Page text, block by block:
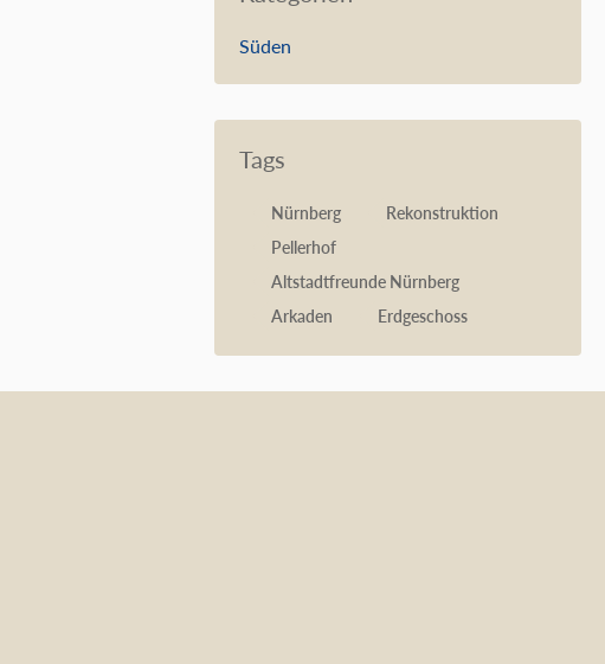
Süden
Tags
Nürnberg
Rekonstruktion
Pellerhof
Altstadtfreunde Nürnberg
Arkaden
Erdgeschoss